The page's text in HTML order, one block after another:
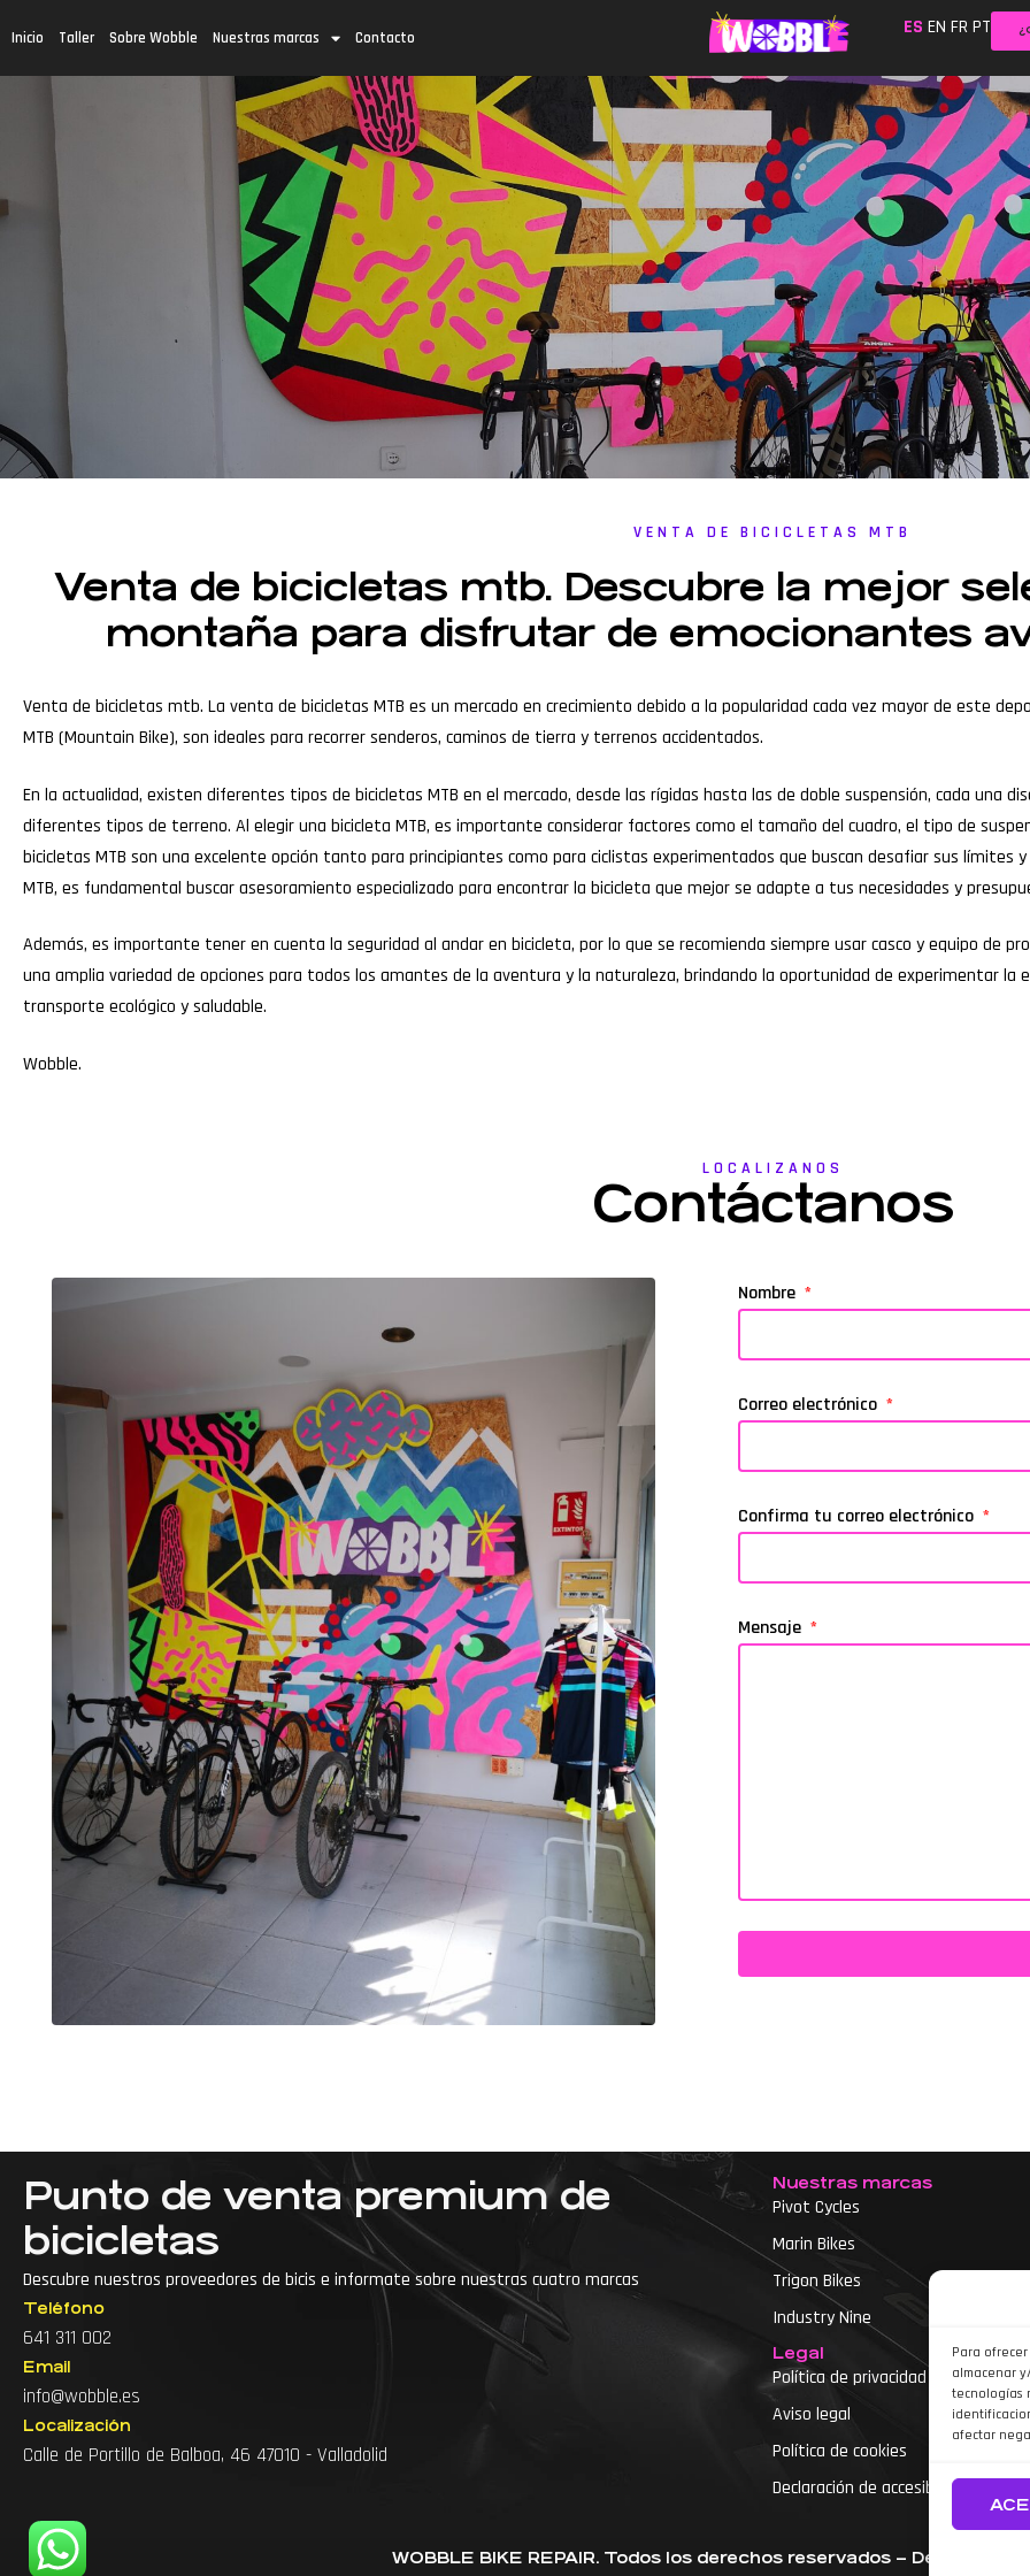
Para
almacenar
tecnologías
afectar
Inicio Taller Sobre Wobble Nuestras marcas Contacto ES EN FR PT
VENTA DE BICICLETAS MTB
Venta de bicicletas mtb. Descubre la mejor
montaña para disfrutar de emocionantes
Venta de bicicletas mtb. La venta de bicicletas MTB es un mercado en crecimiento debido a la popularidad cada vez mayor de este
MTB (Mountain Bike), son ideales para recorrer senderos, caminos de tierra y terrenos accidentados.
En la actualidad, existen diferentes tipos de bicicletas MTB en el mercado, desde las rígidas hasta las de doble suspensión, cada una
diferentes tipos de terreno. Al elegir una bicicleta MTB, es importante considerar factores como el tamaño del cuadro, el tipo de
bicicletas MTB son una excelente opción tanto para principiantes como para ciclistas experimentados que buscan desafiar sus límites
MTB, es fundamental buscar asesoramiento especializado para encontrar la bicicleta que mejor se adapte a tus necesidades y
Además, es importante tener en cuenta la seguridad al andar en bicicleta, por lo que se recomienda siempre usar casco y equipo de
una amplia variedad de opciones para todos los amantes de la aventura y la naturaleza, brindando la oportunidad de experimentar la
transporte ecológico y saludable.
Wobble.
LOCALIZANOS
Contáctanos
Nombre
Correo electrónico
Confirma tu correo electrónico
Mensaje
Punto de venta premium de
bicicletas
Descubre nuestros proveedores de bicis e informate sobre nuestras cuatro marcas
Teléfono
641 311 002
Email
info@wobble.es
Localización
Calle de Portillo de Balboa, 46 47010 - Valladolid
··· Accesorios para bici de montaña
Accesorios para bicicleta
Accesorios para ciclismo
Articulos para bicicleta
Nuestras marcas
Pivot Cycles
Marin Bikes
Trigon Bikes
Industry Nine
Legal
Política de privacidad
Aviso legal
Política de cookies
Declaración de accesibilidad
WOBBLE BIKE REPAIR. Todos los derechos reservados –